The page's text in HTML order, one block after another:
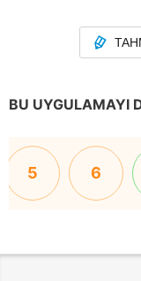
BU UYGULAMAYI
5 6